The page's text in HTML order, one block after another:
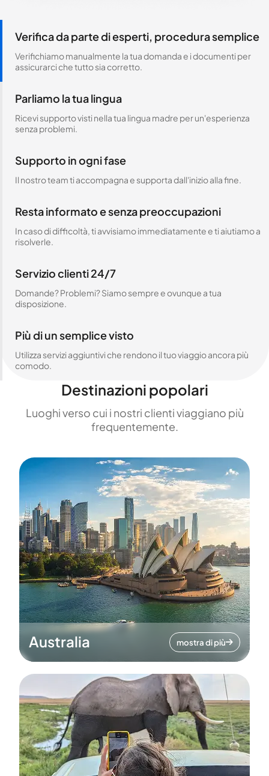
Verifica da parte di esperti, procedura semplice
Verifichiamo manualmente la tua domanda e i documenti per
assicurarci che tutto sia corretto.
Parliamo la tua lingua
Ricevi supporto visti nella tua lingua madre per un'esperienza
senza problemi.
Supporto in ogni fase
Il nostro team ti accompagna e supporta dall'inizio alla fine.
Resta informato e senza preoccupazioni
In caso di difficoltà, ti avvisiamo immediatamente e ti aiutiamo a
risolverle.
Servizio clienti 24/7
Domande? Problemi? Siamo sempre e ovunque a tua
disposizione.
Più di un semplice visto
Utilizza servizi aggiuntivi che rendono il tuo viaggio ancora più
comodo.
Destinazioni popolari
Luoghi verso cui i nostri clienti viaggiano più
frequentemente.
Australia mostra di più